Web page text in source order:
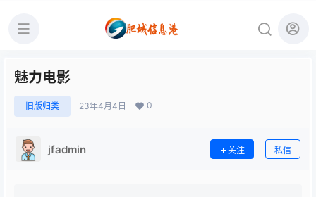
魅力电影
旧版归类 23年4月4日 0
jfadmin 关注 私信